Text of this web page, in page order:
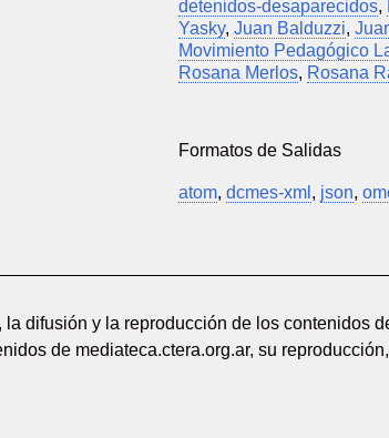
detenidos-desaparecidos,
Yasky,Juan Balduzzi,
Movimiento Pedagógico
Rosana Merlos, Rosana
Formatos de Salidas
atom,dcmes-xml , json,
la difusión y la reproducción de los contenidos
de mediateca.ctera.org.ar, su